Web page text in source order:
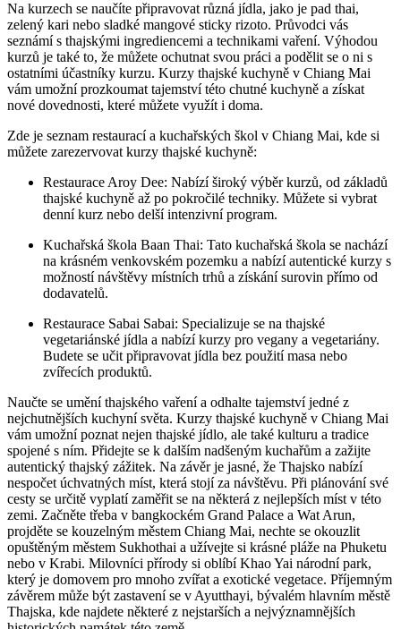
Na kurzech se naučíte připravovat různá jídla, jako je pad thai,
zelený kari nebo sladké mangové sticky rizoto. Průvodci vás
seznámí s thajskými ingrediencemi a technikami vaření. Výhodou
kurzů je také to, že můžete ochutnat svou práci a podělit se o ni s
ostatními účastníky kurzu. Kurzy thajské kuchyně v Chiang Mai
vám umožní prozkoumat tajemství této chutné kuchyně a získat
nové dovednosti, které můžete využít i doma.
Zde je seznam restaurací a kuchařských škol v Chiang Mai, kde si
můžete zarezervovat kurzy thajské kuchyně:
Restaurace Aroy Dee: Nabízí široký výběr kurzů, od základů
thajské kuchyně až po pokročilé techniky. Můžete si vybrat
denní kurz nebo delší intenzivní program.
Kuchařská škola Baan Thai: Tato kuchařská škola se nachází
na krásném venkovském pozemku a nabízí autentické kurzy s
možností návštěvy místních trhů a získání surovin přímo od
dodavatelů.
Restaurace Sabai Sabai: Specializuje se na thajské
vegetariánské jídla a nabízí kurzy pro vegany a vegetariány.
Budete se učit připravovat jídla bez použití masa nebo
zvířecích produktů.
Naučte se umění thajského vaření a odhalte tajemství jedné z
nejchutnějších kuchyní světa. Kurzy thajské kuchyně v Chiang Mai
vám umožní poznat nejen thajské jídlo, ale také kulturu a tradice
spojené s ním. Přidejte se k dalším nadšeným kuchařům a zažijte
autentický thajský zážitek. Na závěr je jasné, že Thajsko nabízí
nespočet úchvatných míst, která stojí za návštěvu. Při plánování své
cesty se určitě vyplatí zaměřit se na některá z nejlepších míst v této
zemi. Začněte třeba v bangkockém Grand Palace a Wat Arun,
projděte se kouzelným městem Chiang Mai, nechte se okouzlit
opuštěným městem Sukhothai a užívejte si krásné pláže na Phuketu
nebo v Krabi. Milovníci přírody si oblíbí Khao Yai národní park,
který je domovem pro mnoho zvířat a exotické vegetace. Příjemným
závěrem může být zastavení se v Ayutthayi, bývalém hlavním městě
Thajska, kde najdete některé z nejstarších a nejvýznamnějších